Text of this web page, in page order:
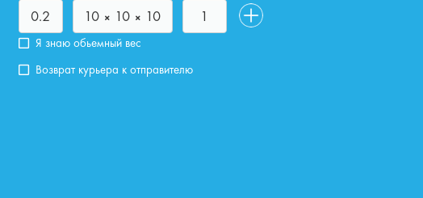
Я знаю обьемный вес
Возврат курьера к отправителю